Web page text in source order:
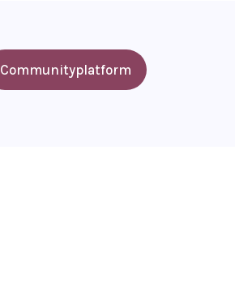
Communityplatform